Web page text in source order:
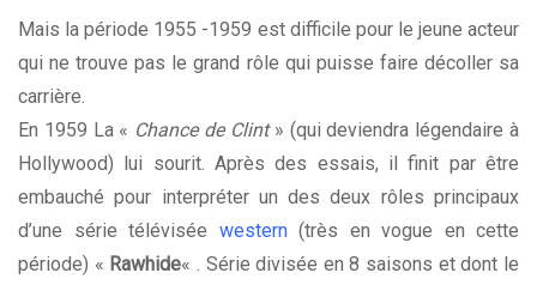
Mais la période 1955 -1959 est difficile pour le jeune acteur
qui ne trouve pas le grand rôle qui puisse faire décoller sa
carrière.
En 1959 La « Chance de Clint» (qui deviendra légendaire à
Hollywood) lui sourit. Après des essais, il finit par être
embauché pour interpréter un des deux rôles principaux
d’une série télévisée western(très en vogue en cette
période) « Rawhide« . Série divisée en 8 saisons et dont le